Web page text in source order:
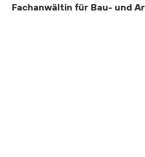
Fachanwältin für Bau- und